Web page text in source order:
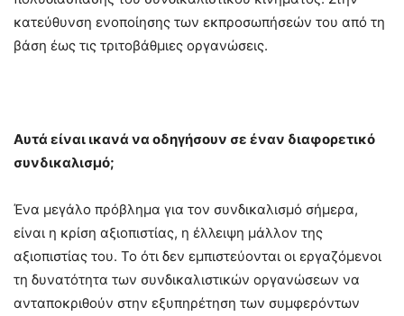
κατεύθυνση ενοποίησης των εκπροσωπήσεών του από τη
βάση έως τις τριτοβάθμιες οργανώσεις.
Αυτά είναι ικανά να οδηγήσουν σε έναν διαφορετικό
συνδικαλισμό;
Ένα μεγάλο πρόβλημα για τον συνδικαλισμό σήμερα,
είναι η κρίση αξιοπιστίας, η έλλειψη μάλλον της
αξιοπιστίας του. Το ότι δεν εμπιστεύονται οι εργαζόμενοι
τη δυνατότητα των συνδικαλιστικών οργανώσεων να
ανταποκριθούν στην εξυπηρέτηση των συμφερόντων